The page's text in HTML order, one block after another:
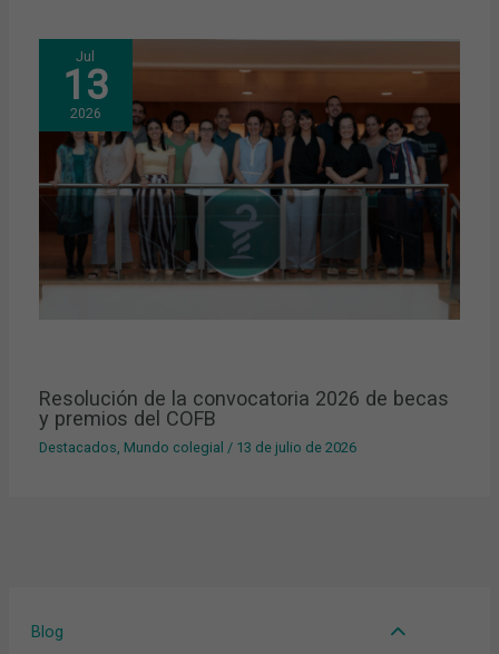
Blog
Jul
13
2026
Resolución de la convocatoria 2026 de becas
y premios del COFB
Destacados Mundo colegial / 13 de julio de 2026